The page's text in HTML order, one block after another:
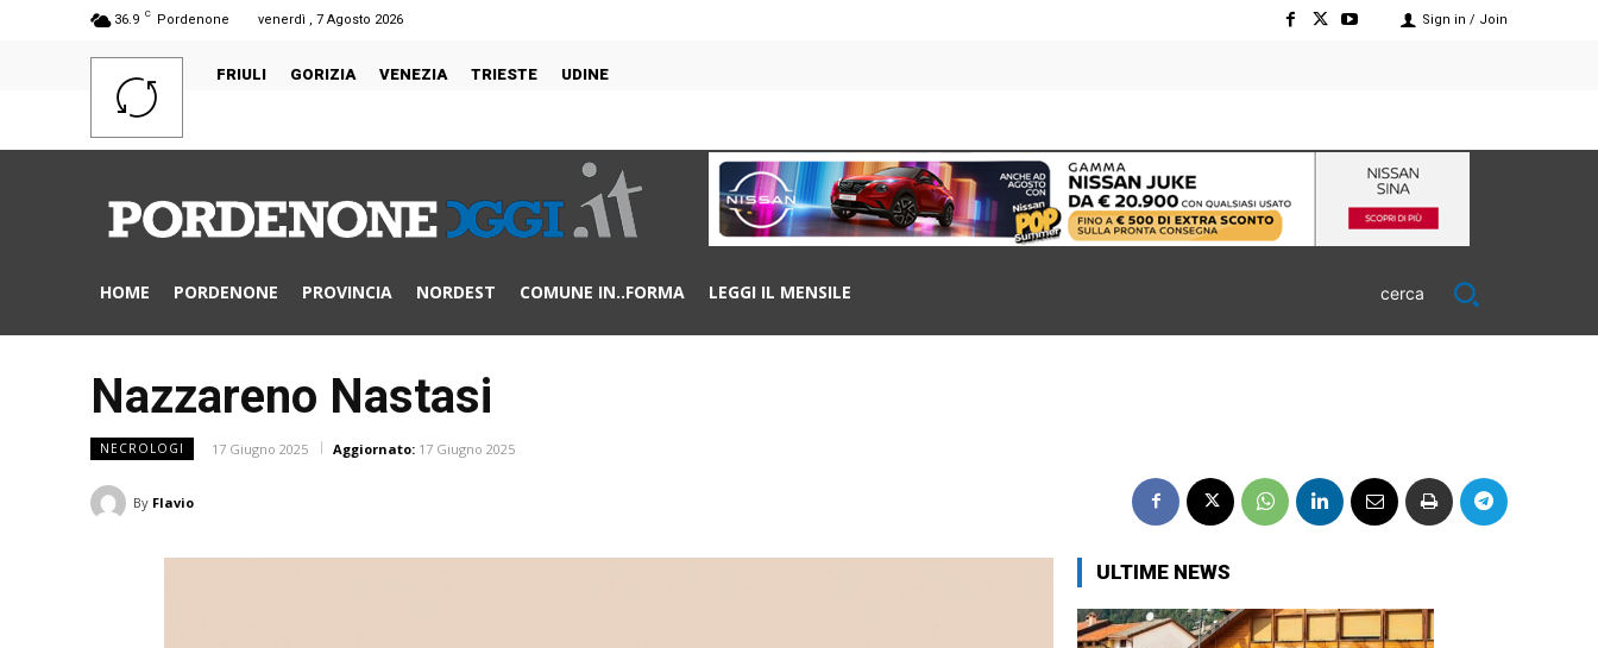
36.9 C Pordenone venerdì , 7 Agosto 2026 Sign in / Join
FRIULI GORIZIA VENEZIA TRIESTE UDINE
HOME PORDENONE PROVINCIA NORDEST COMUNE IN..FORMA LEGGI IL MENSILE cerca
Nazzareno Nastasi
NECROLOGI 17 Giugno 2025 Aggiornato: 17 Giugno 2025
By Flavio
ULTIME NEWS